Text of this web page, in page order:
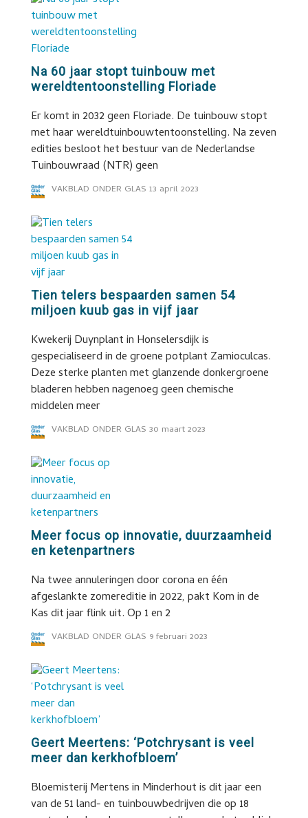
Na 60 jaar stopt tuinbouw met
wereldtentoonstelling Floriade
Er komt in 2032 geen Floriade. De tuinbouw stopt
met haar wereldtuinbouwtentoonstelling. Na zeven
edities besloot het bestuur van de Nederlandse
Tuinbouwraad (NTR) geen
VAKBLAD ONDER GLAS 13 april 2023
Tien telers bespaarden samen 54
miljoen kuub gas in vijf jaar
Kwekerij Duynplant in Honselersdijk is
gespecialiseerd in de groene potplant Zamioculcas.
Deze sterke planten met glanzende donkergroene
bladeren hebben nagenoeg geen chemische
middelen meer
VAKBLAD ONDER GLAS 30 maart 2023
Meer focus op innovatie, duurzaamheid
en ketenpartners
Na twee annuleringen door corona en één
afgeslankte zomereditie in 2022, pakt Kom in de
Kas dit jaar flink uit. Op 1 en 2
VAKBLAD ONDER GLAS 9 februari 2023
Geert Meertens: ‘Potchrysant is veel
meer dan kerkhofbloem’
Bloemisterij Mertens in Minderhout is dit jaar een
van de 51 land- en tuinbouwbedrijven die op 18